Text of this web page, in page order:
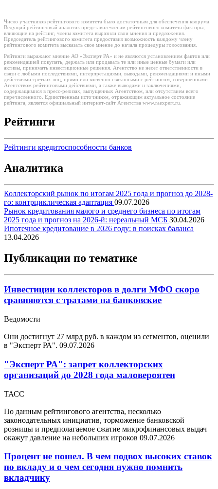
Число участников рейтингового комитета было достаточным для обеспечения кворума.
Ведущий рейтинговый аналитик представил членам рейтингового комитета факторы,
влияющие на рейтинг, члены комитета выразили свои мнения и предложения.
Председатель рейтингового комитета предоставил возможность каждому члену
рейтингового комитета высказать свое мнение до начала процедуры голосования.
Рейтинги выражают мнение АО «Эксперт РА» и не являются установлением фактов или
рекомендацией покупать, держать или продавать те или иные ценные бумаги или
активы, принимать инвестиционные решения. Агентство не несет ответственности в
связи с любыми последствиями, интерпретациями, выводами, рекомендациями и иными
действиями третьих лиц, прямо или косвенно связанными с рейтингом, совершенными
Агентством рейтинговыми действиями, а также выводами и заключениями,
содержащимися в пресс-релизах, выпущенных Агентством, или отсутствием всего
перечисленного. Единственным источником, отражающим актуальное состояние
рейтинга, является официальный интернет-сайт Агентства www.raexpert.ru.
Рейтинги
Рейтинги кредитоспособности банков
Аналитика
Коллекторский рынок по итогам 2025 года и прогноз до 2028-
го: контрциклическая адаптация 09.07.2026
Рынок кредитования малого и среднего бизнеса по итогам
2025 года и прогноз на 2026-й: нереальный МСБ 30.04.2026
Ипотечное кредитование в 2026 году: в поисках баланса
13.04.2026
Публикации по тематике
Инвестиции коллекторов в долги МФО скоро
сравняются с тратами на банковские
Ведомости
Они достигнут 27 млрд руб. в каждом из сегментов, оценили
в "Эксперт РА". 09.07.2026
"Эксперт РА": запрет коллекторских
организаций до 2028 года маловероятен
ТАСС
По данным рейтингового агентства, несколько
законодательных инициатив, торможение банковской
розницы и предполагаемое сжатие микрофинансовых выдач
окажут давление на небольших игроков 09.07.2026
Процент не пошел. В чем подвох высоких ставок
по вкладу и о чем сегодня нужно помнить
вкладчику